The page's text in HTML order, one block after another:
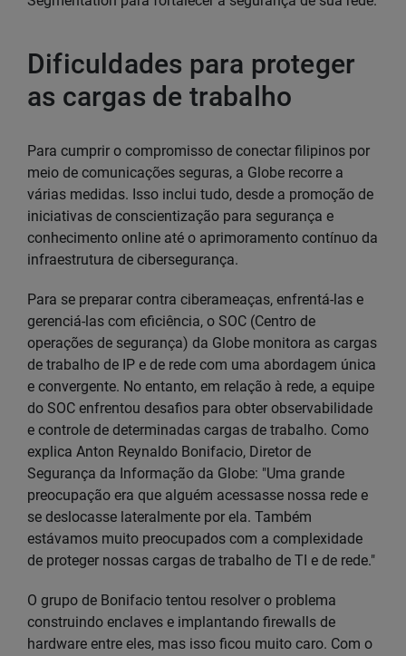
Dificuldades para proteger
as cargas de trabalho
Para cumprir o compromisso de conectar filipinos por
meio de comunicações seguras, a Globe recorre a
várias medidas. Isso inclui tudo, desde a promoção de
iniciativas de conscientização para segurança e
conhecimento online até o aprimoramento contínuo da
infraestrutura de cibersegurança.
Para se preparar contra ciberameaças, enfrentá-las e
gerenciá-las com eficiência, o SOC (Centro de
operações de segurança) da Globe monitora as cargas
de trabalho de IP e de rede com uma abordagem única
e convergente. No entanto, em relação à rede, a equipe
do SOC enfrentou desafios para obter observabilidade
e controle de determinadas cargas de trabalho. Como
explica Anton Reynaldo Bonifacio, Diretor de
Segurança da Informação da Globe: "Uma grande
preocupação era que alguém acessasse nossa rede e
se deslocasse lateralmente por ela. Também
estávamos muito preocupados com a complexidade
de proteger nossas cargas de trabalho de TI e de rede."
O grupo de Bonifacio tentou resolver o problema
construindo enclaves e implantando firewalls de
hardware entre eles, mas isso ficou muito caro. Com o